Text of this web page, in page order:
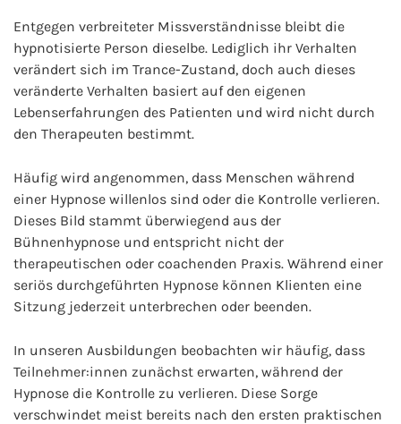
Entgegen verbreiteter Missverständnisse bleibt die
hypnotisierte Person dieselbe. Lediglich ihr Verhalten
verändert sich im Trance-Zustand, doch auch dieses
veränderte Verhalten basiert auf den eigenen
Lebenserfahrungen des Patienten und wird nicht durch
den Therapeuten bestimmt.
Häufig wird angenommen, dass Menschen während
einer Hypnose willenlos sind oder die Kontrolle verlieren.
Dieses Bild stammt überwiegend aus der
Bühnenhypnose und entspricht nicht der
therapeutischen oder coachenden Praxis. Während einer
seriös durchgeführten Hypnose können Klienten eine
Sitzung jederzeit unterbrechen oder beenden.
In unseren Ausbildungen beobachten wir häufig, dass
Teilnehmer:innen zunächst erwarten, während der
Hypnose die Kontrolle zu verlieren. Diese Sorge
verschwindet meist bereits nach den ersten praktischen